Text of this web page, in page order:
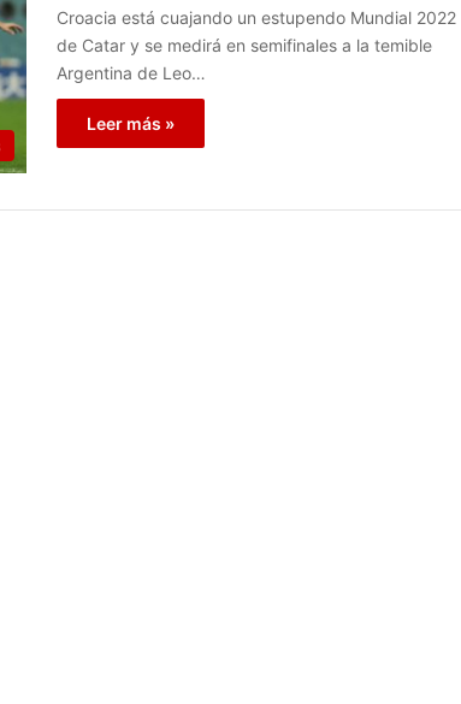
Croacia está cuajando un estupendo Mundial 2022
de Catar y se medirá en semifinales a la temible
Argentina de Leo…
Leer más »